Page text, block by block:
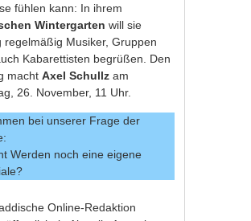
fühlen kann: In ihrem
Wintergarten will sie
regelmäßig Musiker, Gruppen
Kabarettisten begrüßen. Den
machtAxel Schullz am
26. November, 11 Uhr.
bei unserer Frage der
Werden noch eine eigene
Online-Redaktion